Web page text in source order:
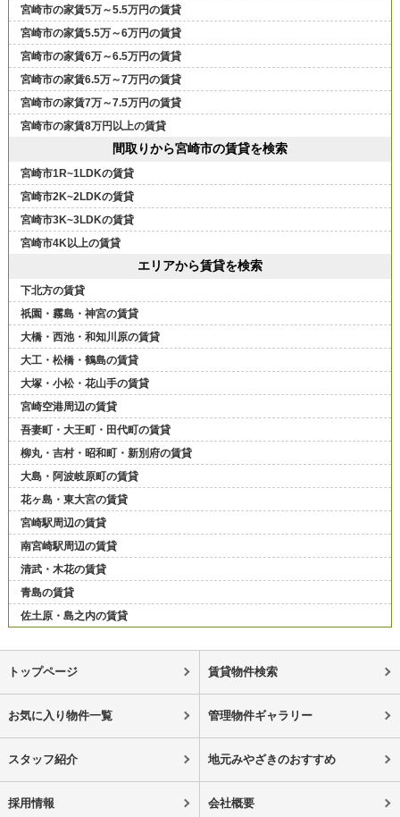
宮崎市の家賃5万～5.5万円の賃貸
宮崎市の家賃5.5万～6万円の賃貸
宮崎市の家賃6万～6.5万円の賃貸
宮崎市の家賃6.5万～7万円の賃貸
宮崎市の家賃7万～7.5万円の賃貸
宮崎市の家賃8万円以上の賃貸
間取りから宮崎市の賃貸を検索
宮崎市1R~1LDKの賃貸
宮崎市2K~2LDKの賃貸
宮崎市3K~3LDKの賃貸
宮崎市4K以上の賃貸
エリアから賃貸を検索
下北方の賃貸
祇園・霧島・神宮の賃貸
大橋・西池・和知川原の賃貸
大工・松橋・鶴島の賃貸
大塚・小松・花山手の賃貸
宮崎空港周辺の賃貸
吾妻町・大王町・田代町の賃貸
柳丸・吉村・昭和町・新別府の賃貸
大島・阿波岐原町の賃貸
花ヶ島・東大宮の賃貸
宮崎駅周辺の賃貸
南宮崎駅周辺の賃貸
清武・木花の賃貸
青島の賃貸
佐土原・島之内の賃貸
トップページ 賃貸物件検索
お気に入り物件一覧 管理物件ギャラリー
スタッフ紹介 地元みやざきのおすすめ
採用情報 会社概要